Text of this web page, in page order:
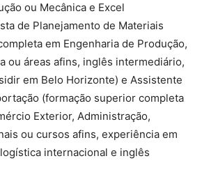
ou Mecânica e Excel
de Planejamento de Materiais
em Engenharia de Produção,
ou áreas afins, inglês intermediário,
em Belo Horizonte) e Assistente
(formação superior completa
Exterior, Administração,
ou cursos afins, experiência em
internacional e inglês